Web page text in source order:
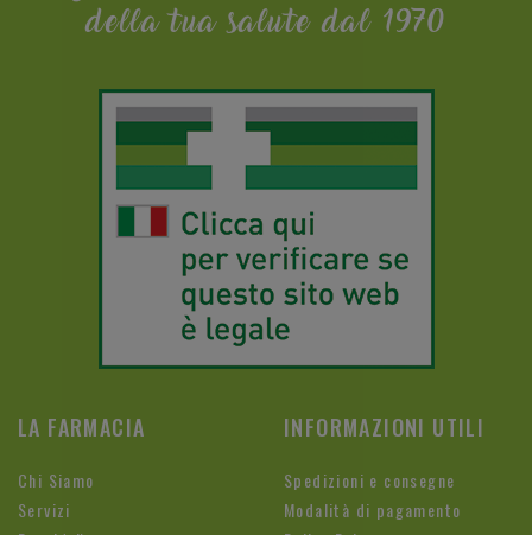
della tua salute dal 1970
LA FARMACIA
Chi Siamo
Servizi
INFORMAZIONI UTILI
Spedizioni e consegne
Modalità di pagamento